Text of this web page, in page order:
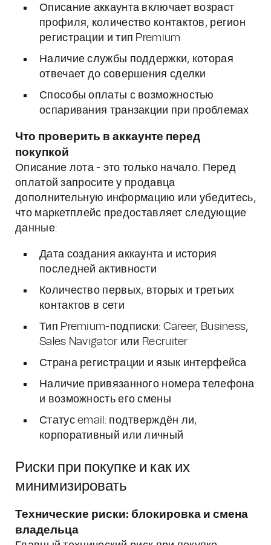
Описание аккаунта включает возраст
профиля, количество контактов, регион
регистрации и тип Premium
Наличие службы поддержки, которая
отвечает до совершения сделки
Способы оплаты с возможностью
оспаривания транзакции при проблемах
Что проверить в аккаунте перед
покупкой
Описание лота - это только начало. Перед
оплатой запросите у продавца
дополнительную информацию или убедитесь,
что маркетплейс предоставляет следующие
данные:
Дата создания аккаунта и история
последней активности
Количество первых, вторых и третьих
контактов в сети
Тип Premium-подписки: Career, Business,
Sales Navigator или Recruiter
Страна регистрации и язык интерфейса
Наличие привязанного номера телефона
и возможность его смены
Статус email: подтверждён ли,
корпоративный или личный
Риски при покупке и как их
минимизировать
Технические риски: блокировка и смена
владельца